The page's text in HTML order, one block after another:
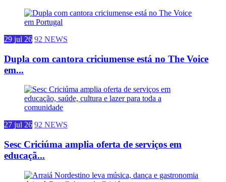
29 jul 26 92 NEWS
Dupla com cantora criciumense está no The Voice
em...
27 jul 26 92 NEWS
Sesc Criciúma amplia oferta de serviços em
educaçã...